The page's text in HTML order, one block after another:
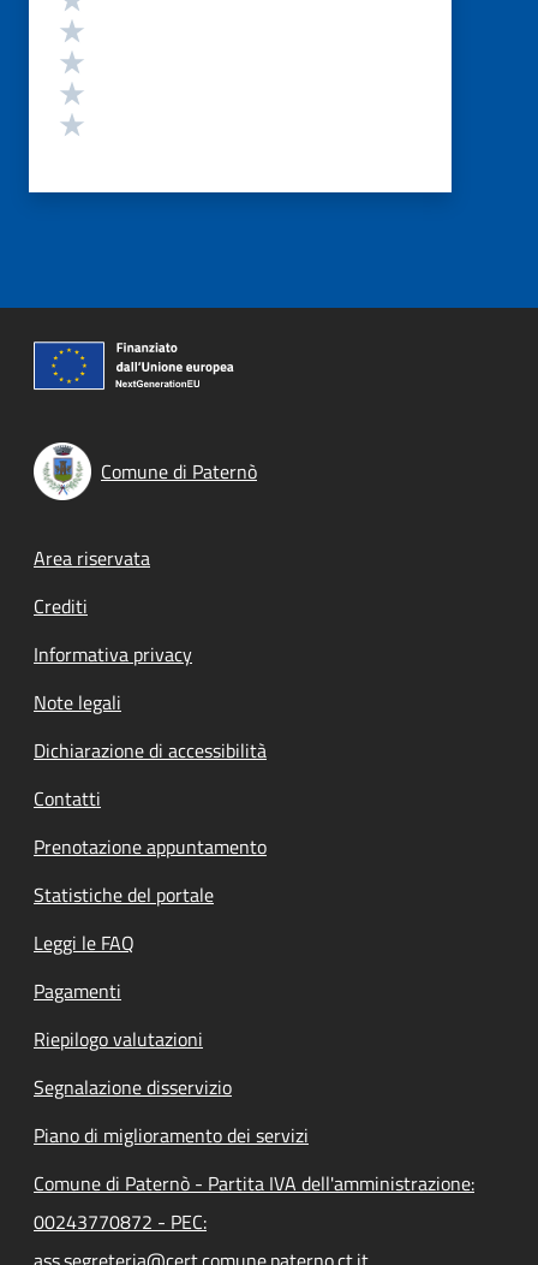
Comune di Paternò
Footer menu
Area riservata
Crediti
Informativa privacy
Note legali
Dichiarazione di accessibilità
Contatti
Prenotazione appuntamento
Statistiche del portale
Leggi le FAQ
Pagamenti
Riepilogo valutazioni
Segnalazione disservizio
Piano di miglioramento dei servizi
Comune di Paternò - Partita IVA dell'amministrazione:
00243770872 - PEC: